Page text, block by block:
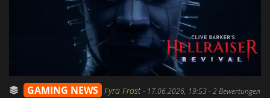
GAMING NEWS Fyra Frost- 17.06.2026, 19:53- 2 Bewertungen